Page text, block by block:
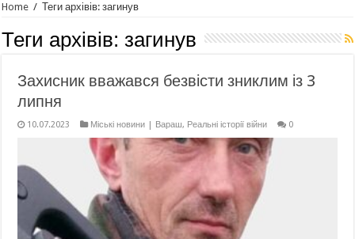
Home / Теги архівів: загинув
Теги архівів:загинув
Захисник вважався безвісти зниклим із 3
липня
10.07.2023 Міські новини | Вараш, Реальні історії війни 0